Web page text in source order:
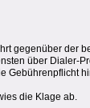
gegenüber der
über Dialer-
Gebührenpflicht
die Klage ab.